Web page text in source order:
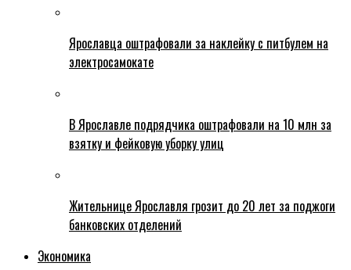
Ярославца оштрафовали за наклейку с питбулем на
электросамокате
В Ярославле подрядчика оштрафовали на 10 млн за
взятку и фейковую уборку улиц
Жительнице Ярославля грозит до 20 лет за поджоги
банковских отделений
Экономика